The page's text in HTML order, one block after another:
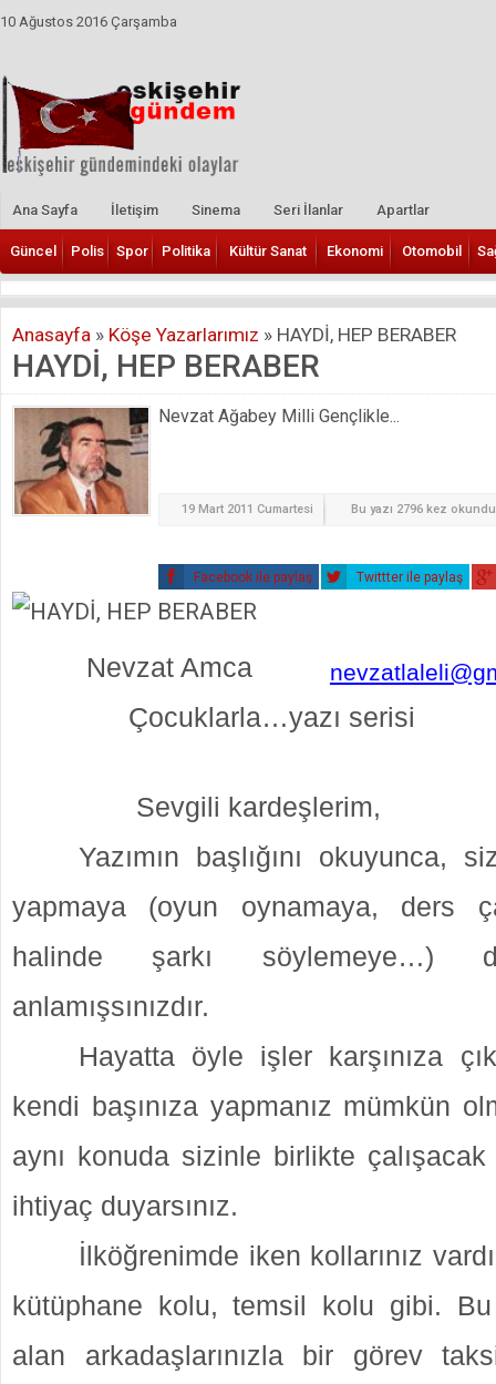
10 Ağustos 2016 Çarşamba
Ana Sayfa İletişim Sinema Seri İlanlar Apartlar
Güncel Polis Spor Politika Kültür Sanat Ekonomi Otomobil
Anasayfa » Köşe Yazarlarımız » HAYDİ, HEP BERABER
HAYDİ, HEP BERABER
Nevzat Ağabey Milli Gençlikle...
19 Mart 2011 Cumartesi Bu yazı 2796 kez okundu
Facebook ile paylaş Twittter ile paylaş
Nevzat Amca
Çocuklarla…yazı serisi
Sevgili kardeşlerim,
Yazımın başlığını okuyunca,
yapmaya (oyun oynamaya, ders
halinde şarkı söylemeye…)
anlamışsınızdır.
Hayatta öyle işler karşınıza
kendi başınıza yapmanız mümkün
aynı konuda sizinle birlikte çalışacak
ihtiyaç duyarsınız.
İlköğrenimde iken kollarınız
kütüphane kolu, temsil kolu gibi.
alan arkadaşlarınızla bir görev